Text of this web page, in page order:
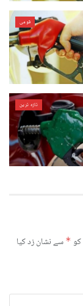
قومی
تازہ ترین
* سے نشان زد کیا